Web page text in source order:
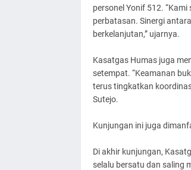
personel Yonif 512.
perbatasan. Sinergi
berkelanjutan,” ujarnya.
Kasatgas Humas juga
setempat. “Keamanan
terus tingkatkan
Sutejo.
Kunjungan ini juga
Di akhir kunjungan,
selalu bersatu dan saling